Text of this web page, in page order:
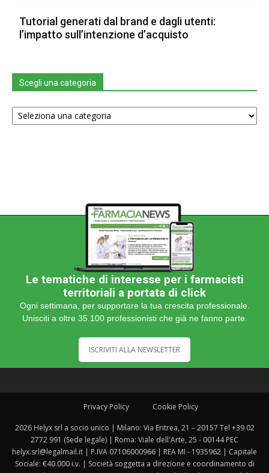
Tutorial generati dal brand e dagli utenti:
l’impatto sull’intenzione d’acquisto
Scegli una categoria
Scegli
una
Le tematiche di interesse per i farmacisti
territoriali a portata di click
Ogni settimana, per supportare la tua crescita professionale.
Unisciti a oltre 35.100 professionisti che già ne fanno parte.
ISCRIVITI ALLA NEWSLETTER
Privacy Policy Cookie Policy
2026 Helyx srl a socio unico | Milano: Via Eritrea, 21 – 20157 Tel +39 02
2772 991 (Sede legale) | Roma: Viale dell'Arte, 25 - 00144 PEC
helyx.srl@legalmail.it | P.IVA 07106000966 | REA MI - 1935962 | Capitale
Sociale: €40.000 i.v. | Società soggetta a direzione e coordinamento di